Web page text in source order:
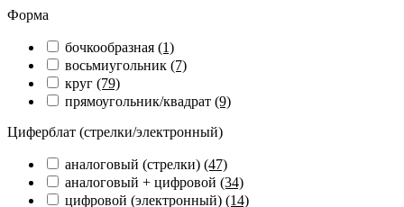
Форма
бочкообразная (1)
восьмиугольник (7)
круг (79)
прямоугольник/квадрат (9)
Циферблат (стрелки/электронный)
аналоговый (стрелки) (47)
аналоговый + цифровой (34)
цифровой (электронный) (14)